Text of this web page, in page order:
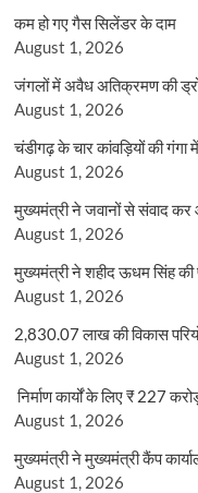
कम हो गए गैस सिलेंडर के दाम
August 1, 2026
जंगलों में अवैध अतिक्रमण की
August 1, 2026
चंडीगढ़ के चार कांवड़ियों की
August 1, 2026
मुख्यमंत्री ने जवानों से संवाद कर
August 1, 2026
मुख्यमंत्री ने शहीद ऊधम सिंह की
August 1, 2026
2,830.07 लाख की विकास
August 1, 2026
निर्माण कार्यों के लिए ₹ 227
August 1, 2026
मुख्यमंत्री ने मुख्यमंत्री कैंप
August 1, 2026